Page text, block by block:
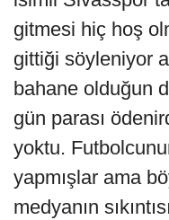
gitmesi hiç hoş
gittiği söyleniyor
bahane olduğun
gün parası
yoktu.
yapmışlar ama
medyanın